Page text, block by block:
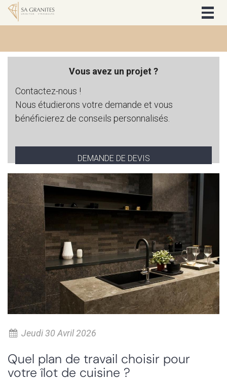
Vous avez un projet ?
Contactez-nous !
Nous étudierons votre demande et vous
bénéficierez de conseils personnalisés.
DEMANDE DE DEVIS
Jeudi 30 Avril 2026
Quel plan de travail choisir pour
votre îlot de cuisine ?